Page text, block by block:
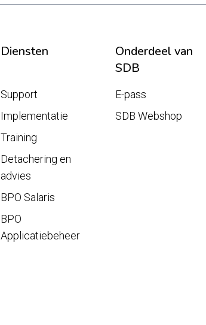
Diensten
Onderdeel van
SDB
Support
Implementatie
Training
Detachering en
advies
BPO Salaris
BPO
Applicatiebeheer
E-pass
SDB Webshop